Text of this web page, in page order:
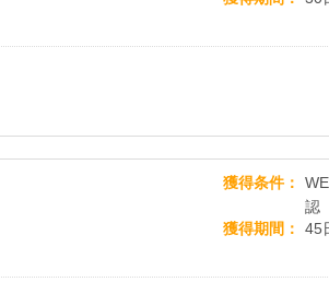
獲得条件
認
獲得期間
45